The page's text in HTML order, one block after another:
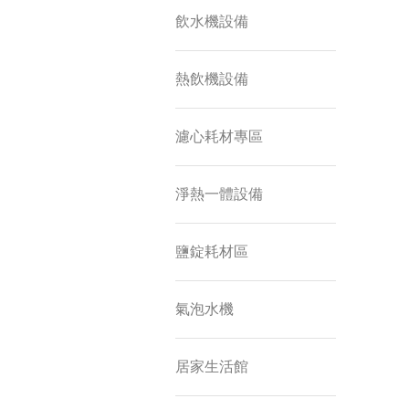
飲水機設備
熱飲機設備
濾心耗材專區
淨熱一體設備
鹽錠耗材區
氣泡水機
居家生活館